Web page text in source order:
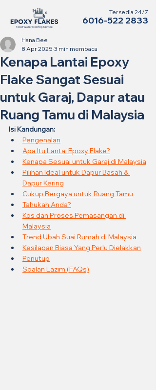
Tersedia 24/7
6016-522 2833
Kenapa Lantai Epoxy
Flake Sangat Sesuai
untuk Garaj, Dapur atau
Ruang Tamu di Malaysia
Hana Bee
8 Apr 2025 3 min membaca
Isi Kandungan:
Pengenalan
Apa Itu Lantai Epoxy Flake?
Kenapa Sesuai untuk Garaj di Malaysia
Pilihan Ideal untuk Dapur Basah &
Dapur Kering
Cukup Bergaya untuk Ruang Tamu
Tahukah Anda?
Kos dan Proses Pemasangan di
Malaysia
Trend Ubah Suai Rumah di Malaysia
Kesilapan Biasa Yang Perlu Dielakkan
Penutup
Soalan Lazim (FAQs)